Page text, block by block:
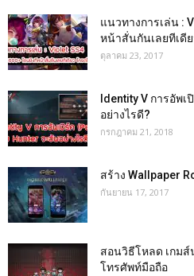
แนวทางการเล่น :
หน้าสั่นกันเลยทีเดี
ตุลาคม 23, 2017
Identity V การอัพ
อย่างไรดี?
กรกฎาคม 21, 2018
สร้าง Wallpaper
กันยายน 17, 2017
สอนวิธีโหลด เกมส์
โทรศัพท์มือถือ